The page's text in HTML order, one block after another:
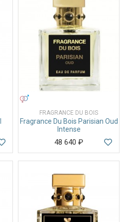
FRAGRANCE DU BOIS
Fragrance Du Bois Parisian Oud
Intense
48 640 ₽